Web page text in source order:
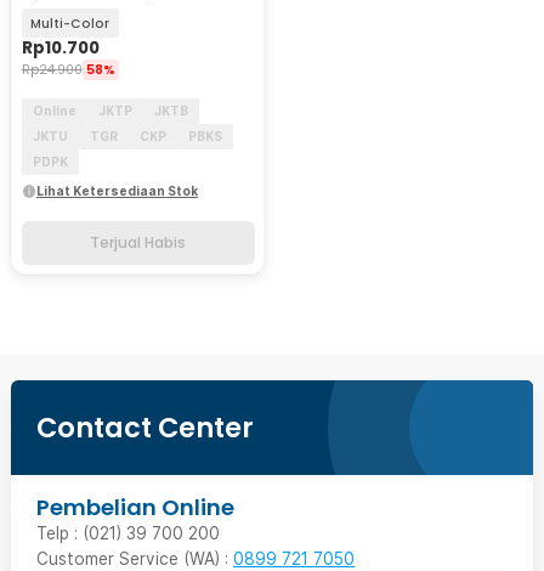
Multi-Color
Rp10.700
Rp24.900 58%
Online JKTP
JKTB
JKTU
TGR CKP
PBKS
PDPK
Lihat Ketersediaan Stok
Terjual Habis
Contact Center
Pembelian Online
Telp : (021) 39 700 200
Customer Service (WA) : 0899 721 7050